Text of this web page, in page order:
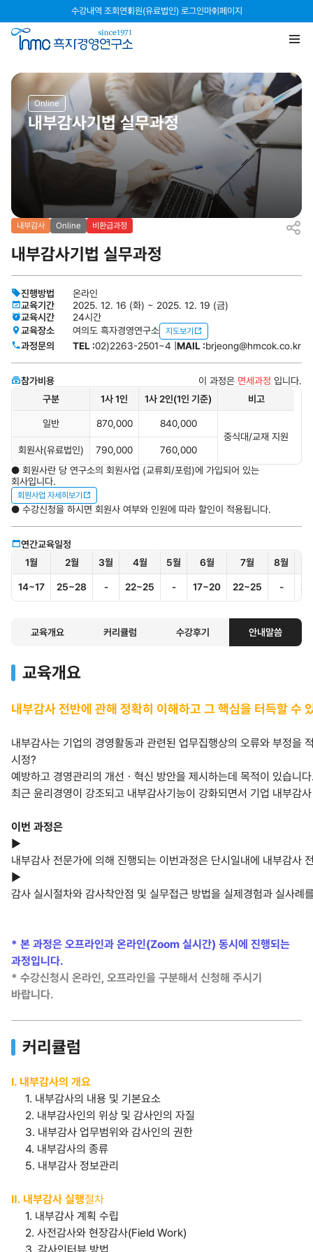
수강내역 조회 연회원(유료법인) 로그인마이페이지
Online
내부감사기법 실무과정
내부감사 Online 비환급과정
내부감사기법 실무과정
진행방법
온라인
교육기간
2025. 12. 16 (화) ~ 2025. 12. 19 (금)
교육시간
24시간
교육장소
여의도 흑자경영연구소 지도보기
과정문의 TEL :02)2263-2501~4 | MAIL :brjeong@hmcok.co.kr
참가비용 이 과정은 면세과정 입니다.
구분
1사 1인 1사 2인(1인 기준) 비고
일반 870,000
840,000
중식대/교재 지원
회원사(유료법인)
790,000
760,000
● 회원사란 당 연구소의 회원사업 (교류회/포럼)에 가입되어 있는
회사입니다.
회원사업 자세히보기
● 수강신청을 하시면 회원사 여부와 인원에 따라 할인이 적용됩니다.
연간교육일정
1월
2월 3월 4월 5월 6월 7월 8월
14~17 25~28 - 22~25 - 17~20 22~25 -
교육개요 커리큘럼 수강후기 안내말씀
교육개요
내부감사 전반에 관해 정확히 이해하고 그 핵심을 터득할 수
내부감사는 기업의 경영활동과 관련된 업무집행상의 오류와 부정을
시정?
예방하고 경영관리의 개선ㆍ혁신 방안을 제시하는데 목적이 있습니
최근 윤리경영이 강조되고 내부감사기능이 강화되면서 기업 내부감
이번 과정은
▶
내부감사 전문가에 의해 진행되는 이번과정은 단시일내에 내부감사
▶
감사 실시절차와 감사착안점 및 실무접근 방법을 실제경험과 실사례
* 본 과정은 오프라인과 온라인(Zoom 실시간) 동시에 진행되는
과정입니다.
* 수강신청시 온라인, 오프라인을 구분해서 신청해 주시기
바랍니다.
커리큘럼
Ⅰ. 내부감사의 개요
1. 내부감사의 내용 및 기본요소
2. 내부감사인의 위상 및 감사인의 자질
3. 내부감사 업무범위와 감사인의 권한
4. 내부감사의 종류
5. 내부감사 정보관리
Ⅱ. 내부감사 실행절차
1. 내부감사 계획 수립
2. 사전감사와 현장감사(Field Work)